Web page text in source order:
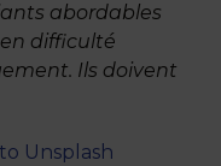
abordables
difficulté
Ils doivent
Unsplash